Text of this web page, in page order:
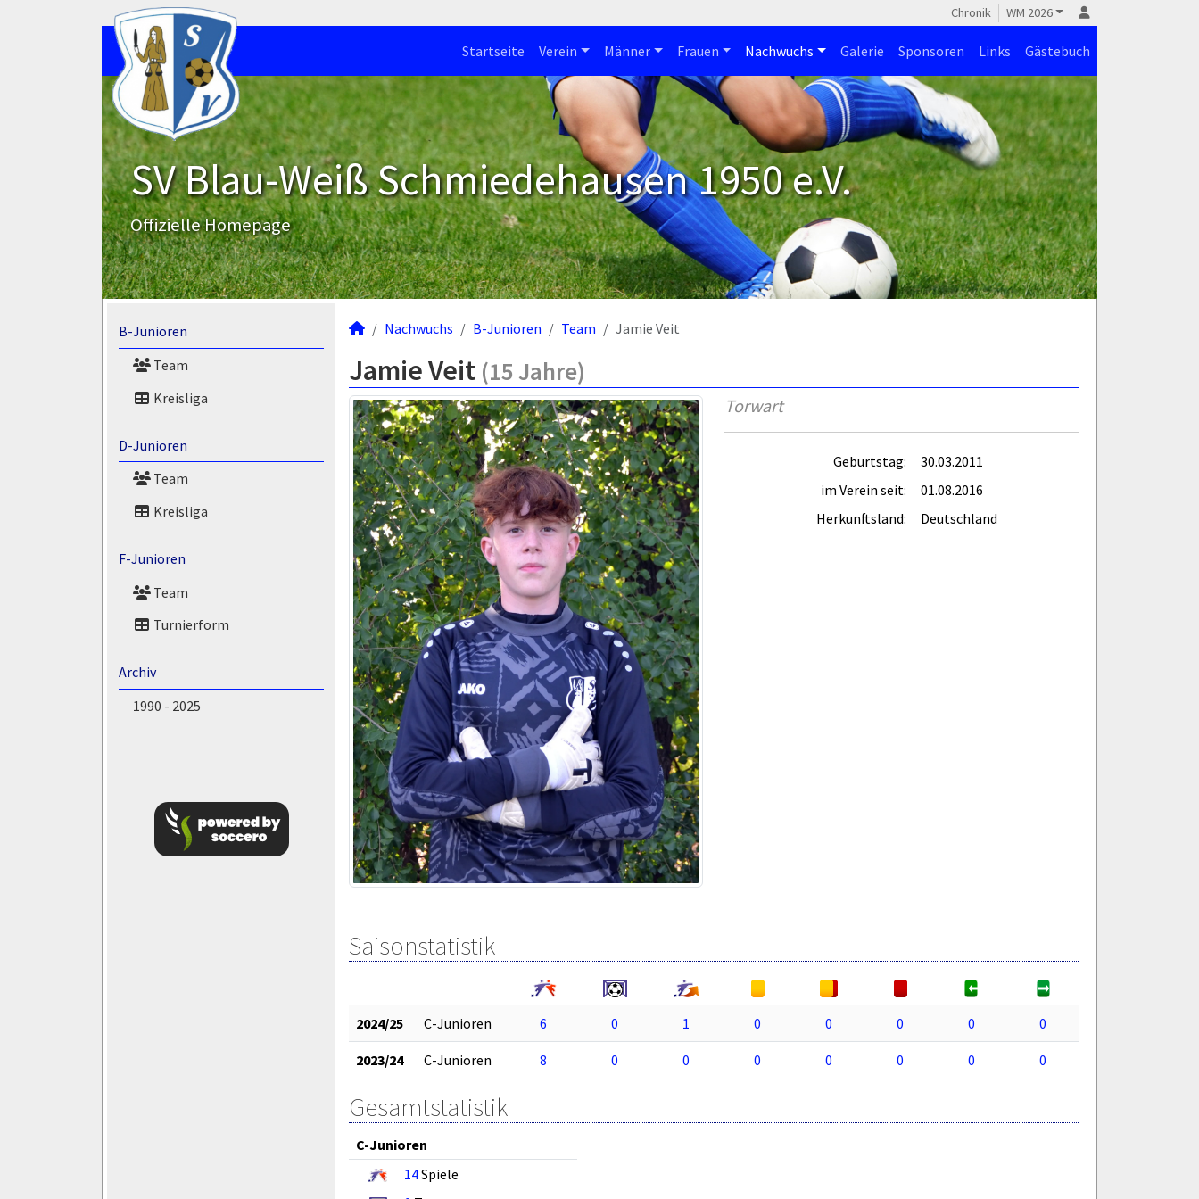
Chronik WM 2026
Startseite Verein Männer Frauen Nachwuchs Galerie Sponsoren Links Gästebuch
SV Blau-Weiß Schmiedehausen 1950 e.V.
Offizielle Homepage
B-Junioren
Team
Kreisliga
D-Junioren
Team
Kreisliga
F-Junioren
Team
Turnierform
Archiv
1990 - 2025
Nachwuchs B-Junioren Team Jamie Veit
Jamie Veit (15 Jahre)
Torwart
Geburtstag:
30.03.2011
im Verein seit:
01.08.2016
Herkunftsland:
Deutschland
Saisonstatistik
2024/25 C-Junioren 6 0 1 0 0 0 0 0
2023/24 C-Junioren 8 0 0 0 0 0 0 0
Gesamtstatistik
C-Junioren
14Spiele